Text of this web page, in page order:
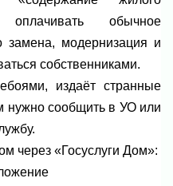
обычное
модернизация и
собственниками.
издаёт странные
нужно сообщить в УО или
через «Госуслуги Дом»: